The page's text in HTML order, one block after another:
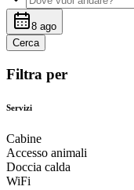
8 ago
Cerca
Filtra per
Servizi
Cabine
Accesso animali
Doccia calda
WiFi